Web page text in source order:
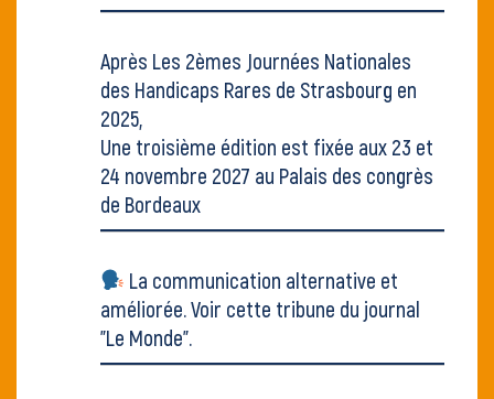
Après Les 2èmes Journées Nationales
des Handicaps Rares de Strasbourg en
2025,
Une troisième édition est fixée aux 23 et
24 novembre 2027 au Palais des congrès
de Bordeaux
La communication alternative et
améliorée. Voir cette tribune du journal
"Le Monde".